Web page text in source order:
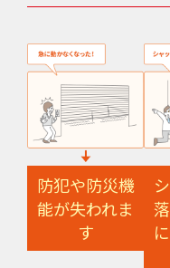
防犯や防災機
能が失われま
す